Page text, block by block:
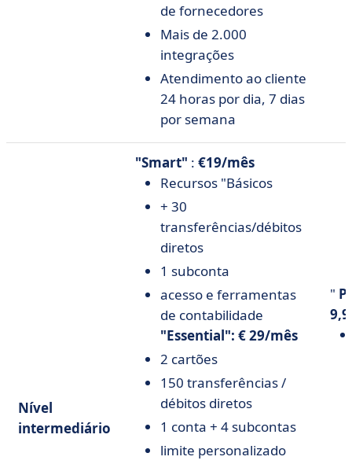
de fornecedores
Mais de 2.000
integrações
Atendimento ao cliente
24 horas por dia, 7 dias
por semana
Nível
intermediário
"Smart" : €19/mês
Recursos "Básicos
+ 30
transferências/débitos
diretos
1 subconta
acesso e ferramentas
de contabilidade
"Essential": € 29/mês
2 cartões
150 transferências /
débitos diretos
1 conta + 4 subcontas
limite personalizado
"